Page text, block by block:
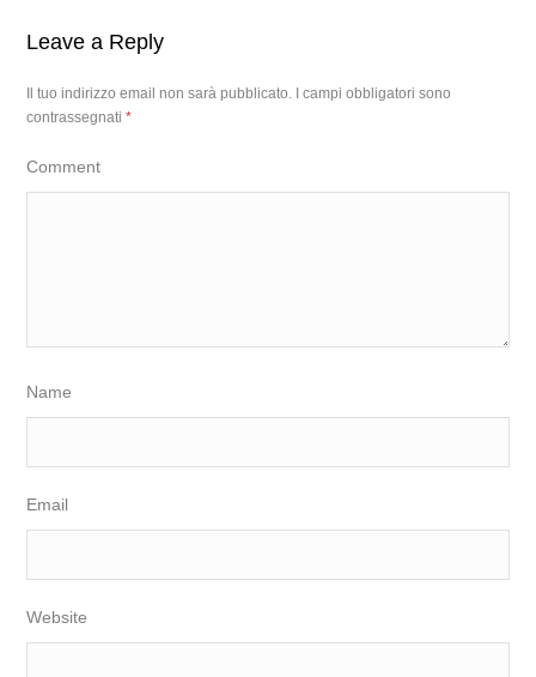
Leave a Reply
Il tuo indirizzo email non sarà pubblicato.
I campi obbligatori sono
contrassegnati*
Comment
Name
Email
Website